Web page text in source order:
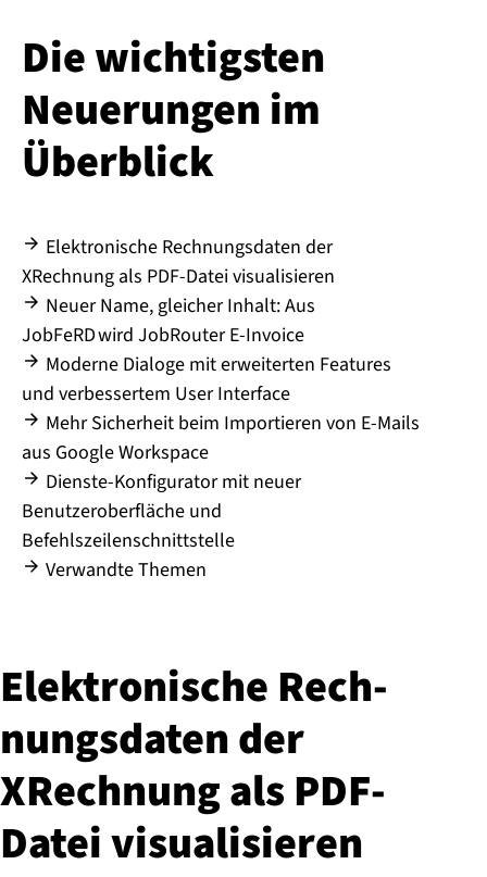
Die wichtigsten
Neuerungen im
Überblick
Elektronische Rechnungsdaten der
XRechnung als PDF-Datei visualisieren
Neuer Name, gleicher Inhalt: Aus
JobFeRD wird JobRouter E-Invoice
Moderne Dialoge mit erweiterten Features
und verbessertem User Interface
Mehr Sicherheit beim Importieren von E-Mails
aus Google Workspace
Dienste-Konfigurator mit neuer
Benutzeroberfläche und
Befehlszeilenschnittstelle
Verwandte Themen
Elek­tro­ni­sche Rech­
nungs­da­ten der
XRechnung als PDF-
Datei vi­sua­li­sie­ren